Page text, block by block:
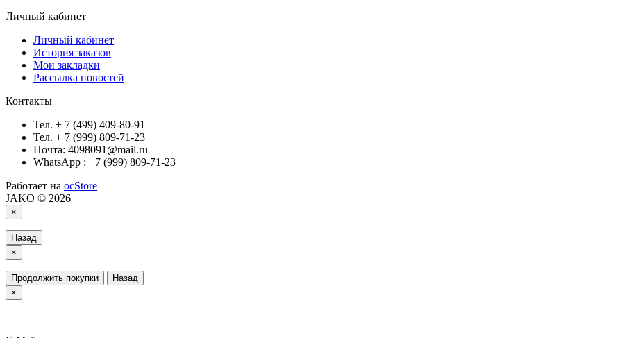
Личный кабинет
Личный кабинет
История заказов
Мои закладки
Рассылка новостей
Контакты
Тел. + 7 (499) 409-80-91
Тел. + 7 (999) 809-71-23
Почта: 4098091@mail.ru
WhatsApp : +7 (999) 809-71-23
Работает на ocStore
JAKO © 2026
×
Назад
×
Продолжить покупки
Назад
×